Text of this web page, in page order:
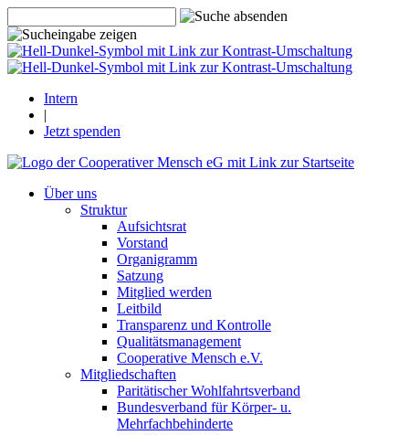
Intern
|
Jetzt spenden
Über uns
Struktur
Aufsichtsrat
Vorstand
Organigramm
Satzung
Mitglied werden
Leitbild
Transparenz und Kontrolle
Qualitätsmanagement
Cooperative Mensch e.V.
Mitgliedschaften
Paritätischer Wohlfahrtsverband
Bundesverband für Körper- u.
Mehrfachbehinderte